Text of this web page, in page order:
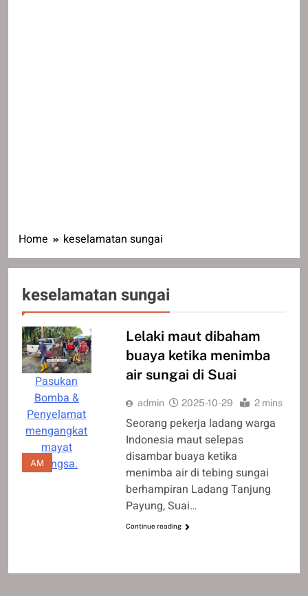
Home keselamatan sungai
keselamatan sungai
Pasukan
Bomba &
Penyelamat
mengangkat
mayat
mangsa.
AM
Lelaki maut dibaham
buaya ketika menimba
air sungai di Suai
admin 2025-10-29 2 mins
Seorang pekerja ladang warga
Indonesia maut selepas
disambar buaya ketika
menimba air di tebing sungai
berhampiran Ladang Tanjung
Payung, Suai…
Continue reading